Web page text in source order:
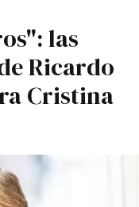
las
Ricardo
Cristina